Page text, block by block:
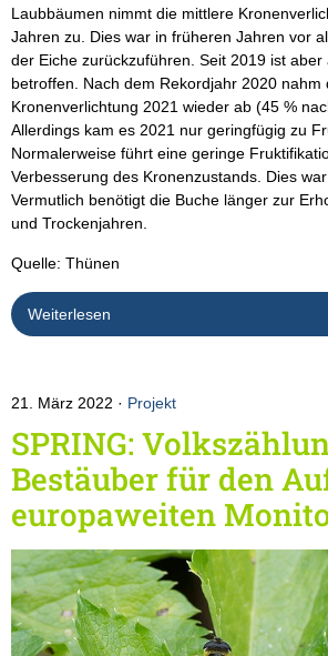
Laubbäumen nimmt die mittlere
Jahren zu. Dies war in früheren Jahren vor
der Eiche zurückzuführen. Seit 2019 ist
betroffen. Nach dem Rekordjahr 2020 nahm
Kronenverlichtung 2021 wieder ab (45 %
Allerdings kam es 2021 nur geringfügig zu
Normalerweise führt eine geringe
Verbesserung des Kronenzustands. Dies
Vermutlich benötigt die Buche länger zur
und Trockenjahren.
Quelle: Thünen
Weiterlesen
21. März 2022 Projekt
SPRING:
Bestäuber für den
europaweiten